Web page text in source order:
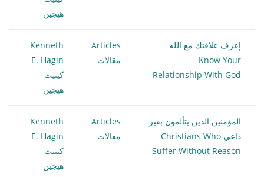
هيجين
إعرف علاقتك مع الله
Know Your
Relationship With God
Articles
مقالات
Kenneth
E. Hagin
كينيث
هيجين
المؤمنين الذين يتألمون بغير
داعي Christians Who
Suffer Without Reason
Articles
مقالات
Kenneth
E. Hagin
كينيث
هيجين